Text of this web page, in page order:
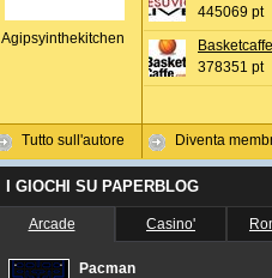
Agipsyinthekitchen
Tutto sull'autore
445069 pt
Basketcaffe
378351 pt
Diventa
I GIOCHI SU PAPERBLOG
Arcade Casino'
Pacman